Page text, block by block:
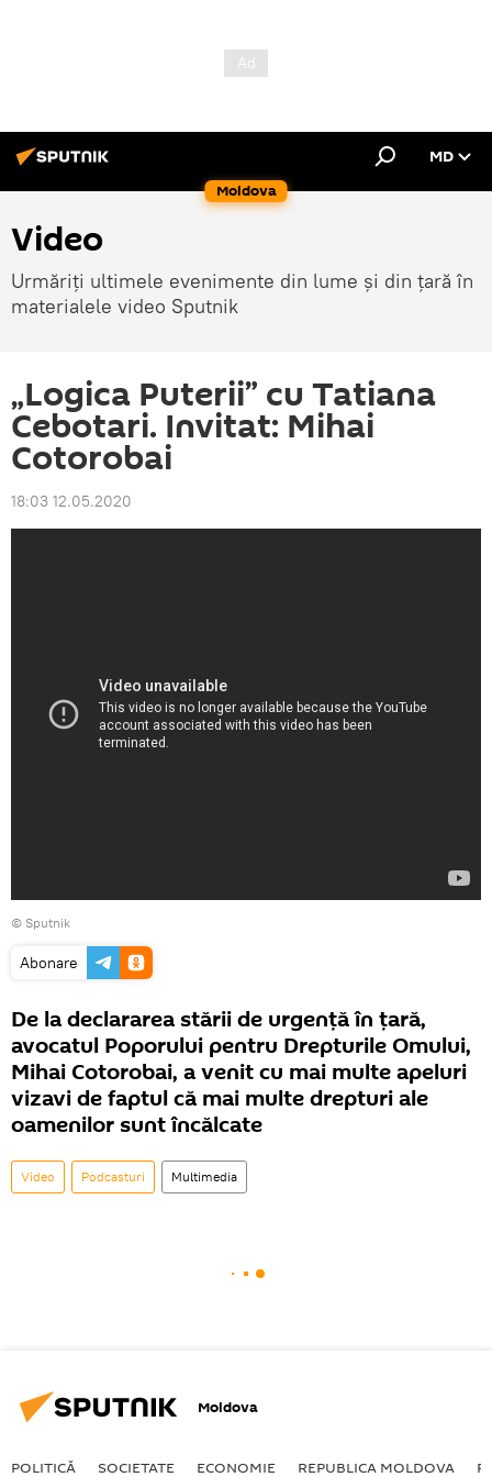
Moldova
MD
Video
Urmăriți ultimele evenimente din lume și din țară în
materialele video Sputnik
„Logica Puterii” cu Tatiana
Cebotari. Invitat: Mihai
Cotorobai
18:03 12.05.2020
© Sputnik
Abonare
De la declararea stării de urgență în țară,
avocatul Poporului pentru Drepturile Omului,
Mihai Cotorobai, a venit cu mai multe apeluri
vizavi de faptul că mai multe drepturi ale
oamenilor sunt încălcate
Video Podcasturi Multimedia
Moldova
POLITICĂ SOCIETATE ECONOMIE REPUBLICA MOLDOVA